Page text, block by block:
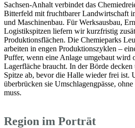
Sachsen-Anhalt verbindet das
Bitterfeld mit fruchtbarer Landwirtschaft
und Maschinenbau. Für Werksausbau,
Logistikspitzen liefern wir kurzfristig
Produktionsflächen. Die Chemieparks
arbeiten in engen Produktionszyklen –
Puffer, wenn eine Anlage umgebaut wird
Lagerfläche braucht. In der Börde decken
Spitze ab, bevor die Halle wieder frei ist.
überbrücken sie Umschlagengpässe,
muss.
Region im Porträt